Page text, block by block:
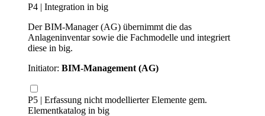
P4 | Integration in big
Der BIM-Manager (AG) übernimmt die das
Anlageninventar sowie die Fachmodelle und integriert
diese in big.
Initiator: BIM-Management (AG)
P5 | Erfassung nicht modellierter Elemente gem.
Elementkatalog in big